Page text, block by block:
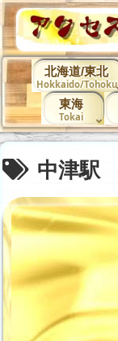
北海道/東北
Hokkaido/Tohoku
東海
Tokai
中津駅